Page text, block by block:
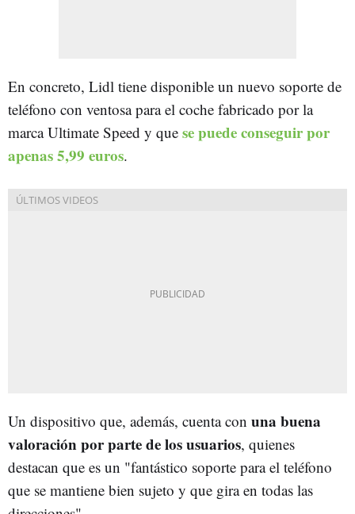
En concreto, Lidl tiene disponible un nuevo soporte de
teléfono con ventosa para el coche fabricado por la
marca Ultimate Speed y que se puede conseguir por
apenas 5,99 euros.
Un dispositivo que, además, cuenta con una buena
valoración por parte de los usuarios, quienes
destacan que es un "fantástico soporte para el teléfono
que se mantiene bien sujeto y que gira en todas las